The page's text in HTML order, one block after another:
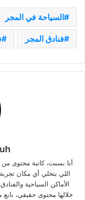
السياحة في المجر
فنادق المجر
أنا بسنت، كاتبة محتوى
اللي بتخلي أي مكان
الأماكن السياحية
خلالها محتوى حقيقي،